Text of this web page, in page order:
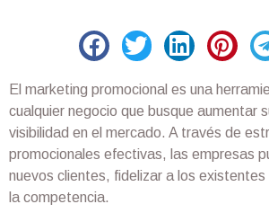
El marketing promocional es una
cualquier negocio que busque aumentar
visibilidad en el mercado. A través de
promocionales efectivas, las empresas
nuevos clientes, fidelizar a los existentes
la competencia.